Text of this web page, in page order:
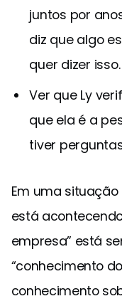
juntos por
diz que algo
quer dizer isso.
Ver que Ly
que ela é a
tiver
Em uma
está
empresa” está
“conhecimento
conhecimento